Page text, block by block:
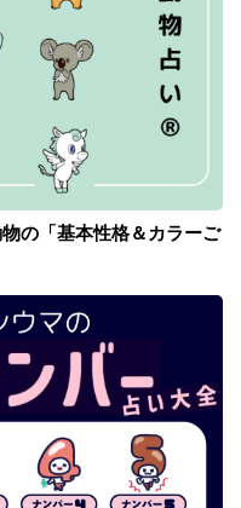
の「基本性格＆カラーご